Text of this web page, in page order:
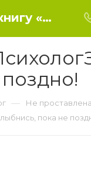
Купить книгу «СвияшПсихологЗ\Улыбнись, пока не поздно!» 2015, Свияш А.Г. - Не проставлена группа
— Не
пока не